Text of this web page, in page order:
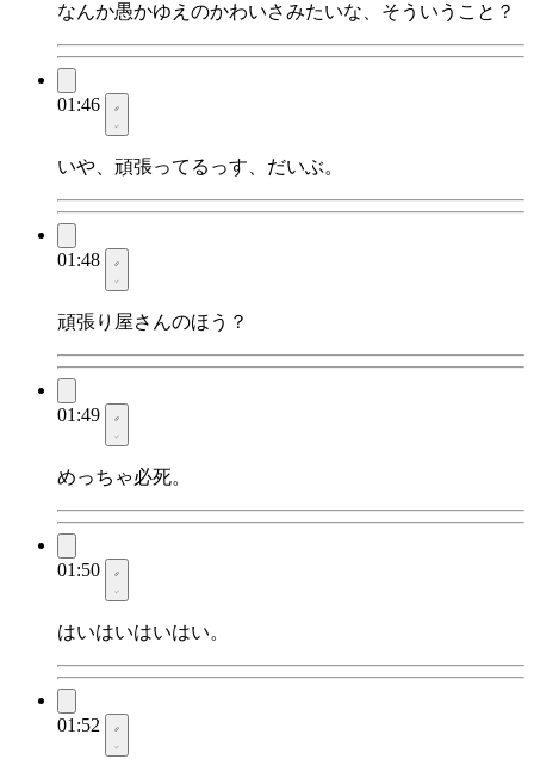
なんか愚かゆえのかわいさみたいな、そういうこと？
01:46
いや、頑張ってるっす、だいぶ。
01:48
頑張り屋さんのほう？
01:49
めっちゃ必死。
01:50
はいはいはいはい。
01:52